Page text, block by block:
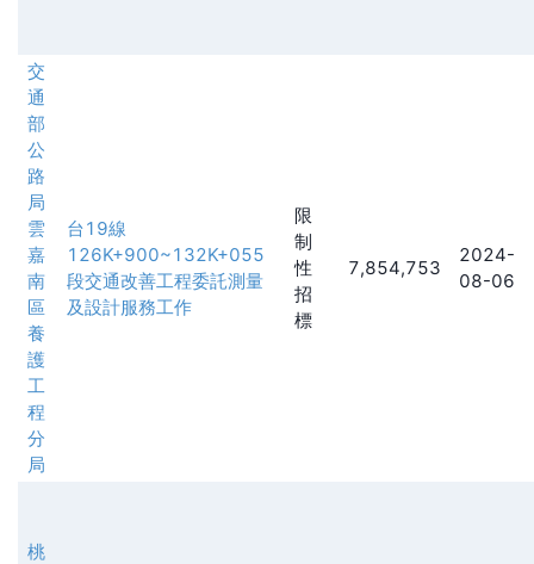
交
通
部
公
路
局
雲
嘉
南
區
養
護
工
程
分
局
台19線
126K+900~132K+055
段交通改善工程委託測量
及設計服務工作
限
制
性
招
標
7,854,753
2024-
08-06
桃